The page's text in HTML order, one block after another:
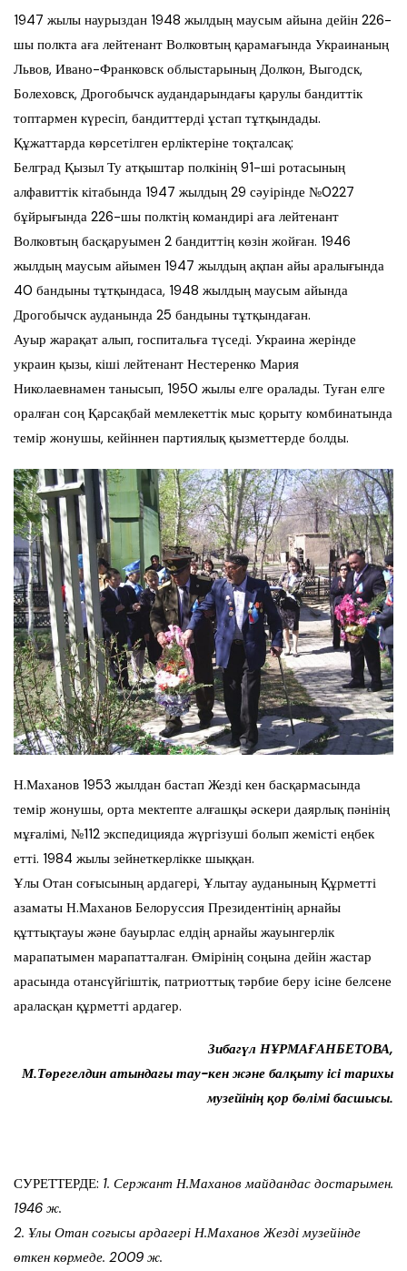
1947 жылы наурыздан 1948 жылдың маусым айына дейін 226-
шы полкта аға лейтенант Волковтың қарамағында Украинаның
Львов, Ивано-Франковск облыстарының Долкон, Выгодск,
Болеховск, Дрогобычск аудандарындағы қарулы бандиттік
топтармен күресіп, бандиттерді ұстап тұтқындады.
Құжаттарда көрсетілген ерліктеріне тоқталсақ:
Белград Қызыл Ту атқыштар полкінің 91-ші ротасының
алфавиттік кітабында 1947 жылдың 29 сәуірінде №0227
бұйрығында 226-шы полктің командирі аға лейтенант
Волковтың басқаруымен 2 бандиттің көзін жойған. 1946
жылдың маусым айымен 1947 жылдың ақпан айы аралығында
40 бандыны тұтқындаса, 1948 жылдың маусым айында
Дрогобычск ауданында 25 бандыны тұтқындаған.
Ауыр жарақат алып, госпитальға түседі. Украина жерінде
украин қызы, кіші лейтенант Нестеренко Мария
Николаевнамен танысып, 1950 жылы елге оралады. Туған елге
оралған соң Қарсақбай мемлекеттік мыс қорыту комбинатында
темір жонушы, кейіннен партиялық қызметтерде болды.
Н.Маханов 1953 жылдан бастап Жезді кен басқармасында
темір жонушы, орта мектепте алғашқы әскери даярлық пәнінің
мұғалімі, №112 экспедицияда жүргізуші болып жемісті еңбек
етті. 1984 жылы зейнеткерлікке шыққан.
Ұлы Отан соғысының ардагері, Ұлытау ауданының Құрметті
азаматы Н.Маханов Белоруссия Президентінің арнайы
құттықтауы және бауырлас елдің арнайы жауынгерлік
марапатымен марапатталған. Өмірінің соңына дейін жастар
арасында отансүйгіштік, патриоттық тәрбие беру ісіне белсене
араласқан құрметті ардагер.
Зибагүл НҰРМАҒАНБЕТОВА,
М.Төрегелдин атындағы тау-кен және балқыту ісі тарихы
музейінің қор бөлімі басшысы.
СУРЕТТЕРДЕ: 1. Сержант Н.Маханов майдандас достарымен.
1946 ж.
2. Ұлы Отан соғысы ардагері Н.Маханов Жезді музейінде
өткен көрмеде. 2009 ж.